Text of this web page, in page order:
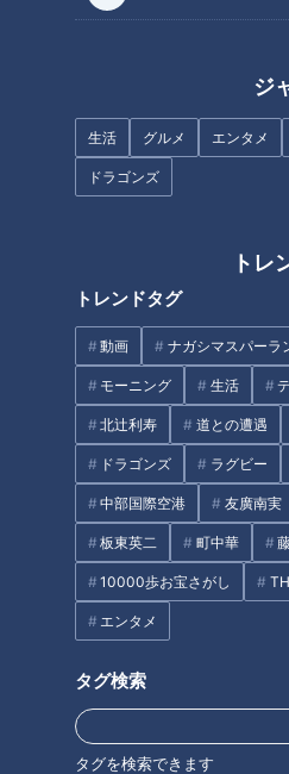
ジ
生活 グルメ エンタメ
ドラゴンズ
トレ
トレンドタグ
動画 ナガシマスパーラ
モーニング 生活
北辻利寿 道との遭遇
ドラゴンズ ラグビー
中部国際空港 友廣南実
板東英二 町中華
10000歩お宝さがし
エンタメ
タグ検索
タグを検索できます
【四国一周】軽トラ女子三田が
松山から下道で一周！グルメ＆
絶景ドライブ⑮
【四国一周】軽トラ女子三田が
松山から下道で一周！グルメ＆
絶景ドライブ⑭
エンタメ 三田悠貴
番組紹介
「道との遭遇」動画
ミキがミチに出会うバラエティ！
目線で深掘り、とことん楽しむ！